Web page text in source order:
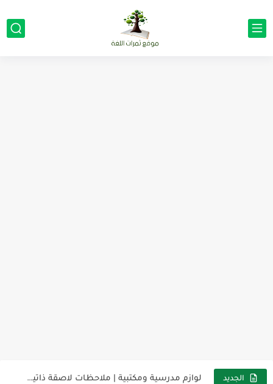
الجديد لوازم مدرسية ومكتبية | ملاحظات لاصقة ذاتية على شكل قلب...